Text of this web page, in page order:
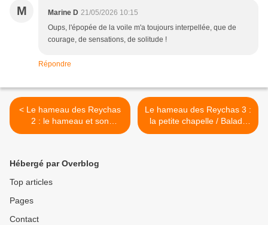
M Marine D 21/05/2026 10:15
Oups, l'épopée de la voile m'a toujours interpellée, que de
courage, de sensations, de solitude !
Répondre
< Le hameau des Reychas
2 : le hameau et son
environnement / Balade
Le hameau des Reychas 3 :
la petite chapelle / Balade
dans la Drôme >
Hébergé par Overblog
Top articles
Pages
Contact